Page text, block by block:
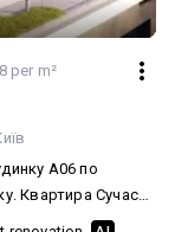
per m²
А06 по
студія, вихід на